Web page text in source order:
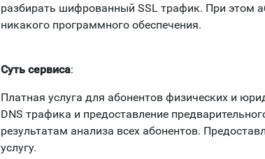
разбирать шифрованный SSL трафик. При этом
никакого программного обеспечения.
Суть сервиса:
Платная услуга для абонентов физических и
DNS трафика и предоставление
результатам анализа всех абонентов.
услугу.